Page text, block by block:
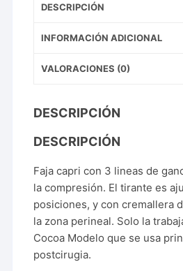
DESCRIPCIÓN
INFORMACIÓN ADICIONAL
VALORACIONES (0)
DESCRIPCIÓN
DESCRIPCIÓN
Faja capri con 3 lineas de
la compresión. El tirante es
posiciones, y con cremallera
la zona perineal. Solo la
Cocoa Modelo que se usa
postcirugia.